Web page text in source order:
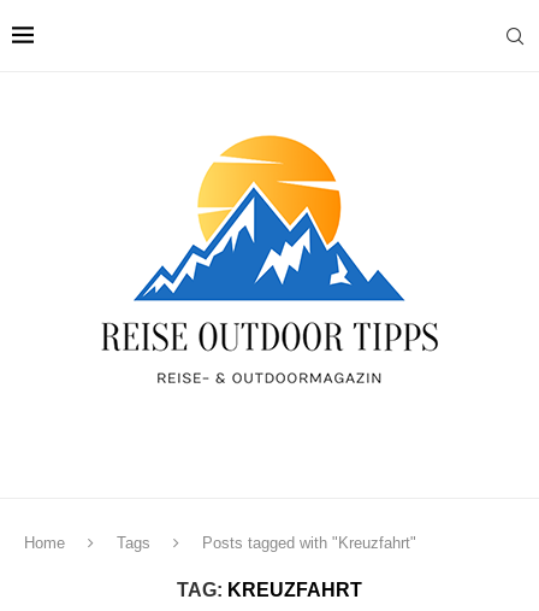
Home Tags Posts tagged with "Kreuzfahrt"
TAG: KREUZFAHRT